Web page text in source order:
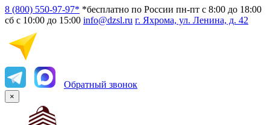
8 (800) 550-97-97* *бесплатно по России пн-пт с 8:00 до 18:00
сб с 10:00 до 15:00 info@dzsl.ru г. Яхрома, ул. Ленина, д. 42
Обратный звонок
×